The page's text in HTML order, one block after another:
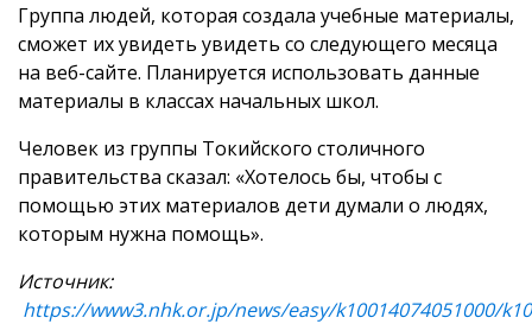
Группа людей, которая создала учебные материалы,
сможет их увидеть увидеть со следующего месяца
на веб-сайте. Планируется использовать данные
материалы в классах начальных школ.
Человек из группы Токийского столичного
правительства сказал: «Хотелось бы, чтобы с
помощью этих материалов дети думали о людях,
которым нужна помощь».
Источник:
https://www3.nhk.or.jp/news/easy/k10014074051000/